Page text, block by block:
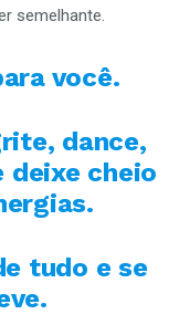
semelhante.
você.
dance,
deixe cheio
tudo e se